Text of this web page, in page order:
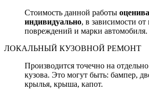
Стоимость данной работы
индивидуально, в зависимости от
повреждений и марки автомобиля.
ЛОКАЛЬНЫЙ КУЗОВНОЙ РЕМОНТ
Производится точечно на
кузова. Это могут быть: бампер,
крылья, крыша, капот.